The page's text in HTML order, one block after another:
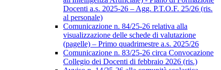
Docenti a.s. 2025-26 – Agg. P.T.O.F. 25/26 (ris.
al personale)
Comunicazione n. 84/25-26 relativa alla
visualizzazione delle schede di valutazione
(pagelle) – Primo quadrimestre a.s. 2025/26
Comunicazione n. 83/25-26 circa Convocazione
Collegio dei Docenti di febbraio 2026 (ris.)